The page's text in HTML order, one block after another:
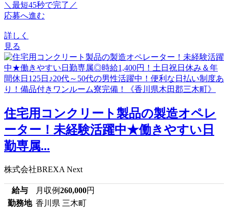
＼最短45秒で完了／
応募へ進む
詳しく
見る
住宅用コンクリート製品の製造オペレ
ーター！未経験活躍中★働きやすい日
勤専属...
株式会社BREXA Next
給与 月収例260,000円
勤務地 香川県 三木町